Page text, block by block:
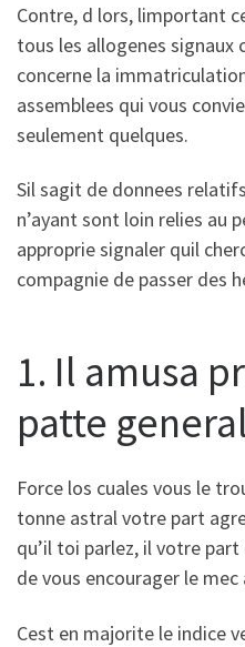
Contre, d lors, limportant
tous les allogenes signaux
concerne la
assemblees qui vous
seulement quelques.
Sil sagit de donnees
n’ayant sont loin relies au
approprie signaler quil
compagnie de passer des
1. Il amusa
patte general
Force los cuales vous le
tonne astral votre part
qu’il toi parlez, il votre
de vous encourager le
Cest en majorite le indice